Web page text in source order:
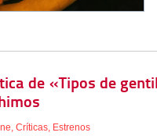
de «Tipos de
, Críticas, Estrenos